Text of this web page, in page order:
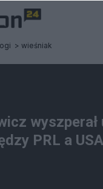
wieśniak
wyszperał
PRL a